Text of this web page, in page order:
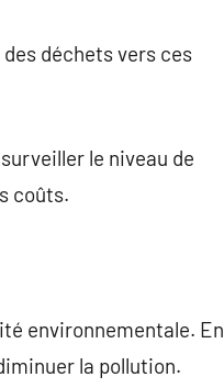
déchets vers ces
le niveau de
coûts.
environnementale. En
la pollution.